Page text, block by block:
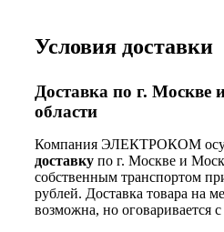
Условия доставки
Доставка по г. Москве
области
Компания ЭЛЕКТРОКОМ
доставку по г. Москве и
собственным транспортом
рублей. Доставка товара на
возможна, но оговаривается